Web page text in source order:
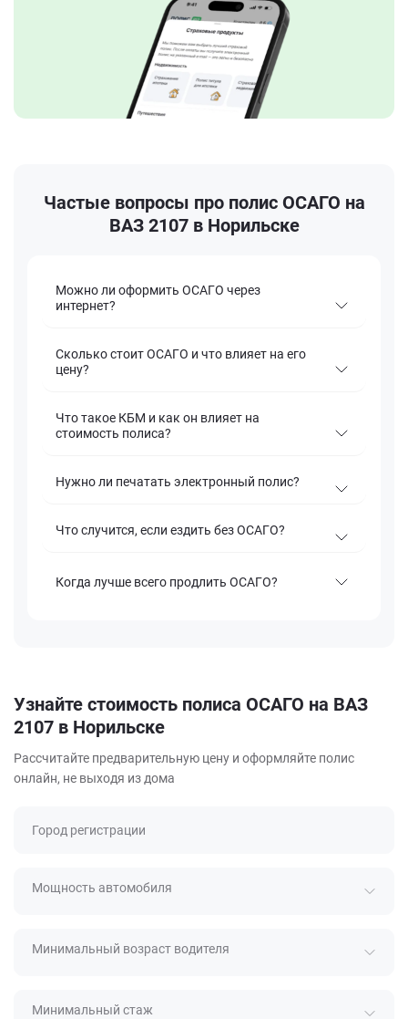
Частые вопросы про полис ОСАГО на
ВАЗ 2107 в Норильске
Можно ли оформить ОСАГО через
интернет?
Сколько стоит ОСАГО и что влияет на его
цену?
Что такое КБМ и как он влияет на
стоимость полиса?
Нужно ли печатать электронный полис?
Что случится, если ездить без ОСАГО?
Когда лучше всего продлить ОСАГО?
Узнайте стоимость полиса ОСАГО на ВАЗ
2107 в Норильске
Рассчитайте предварительную цену и оформляйте полис
онлайн, не выходя из дома
Город регистрации
Мощность автомобиля
Минимальный возраст водителя
Минимальный стаж